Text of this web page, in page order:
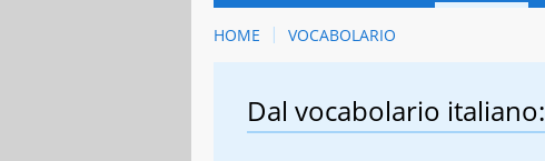
HOME VOCABOLARIO
Dal vocabolario italiano: